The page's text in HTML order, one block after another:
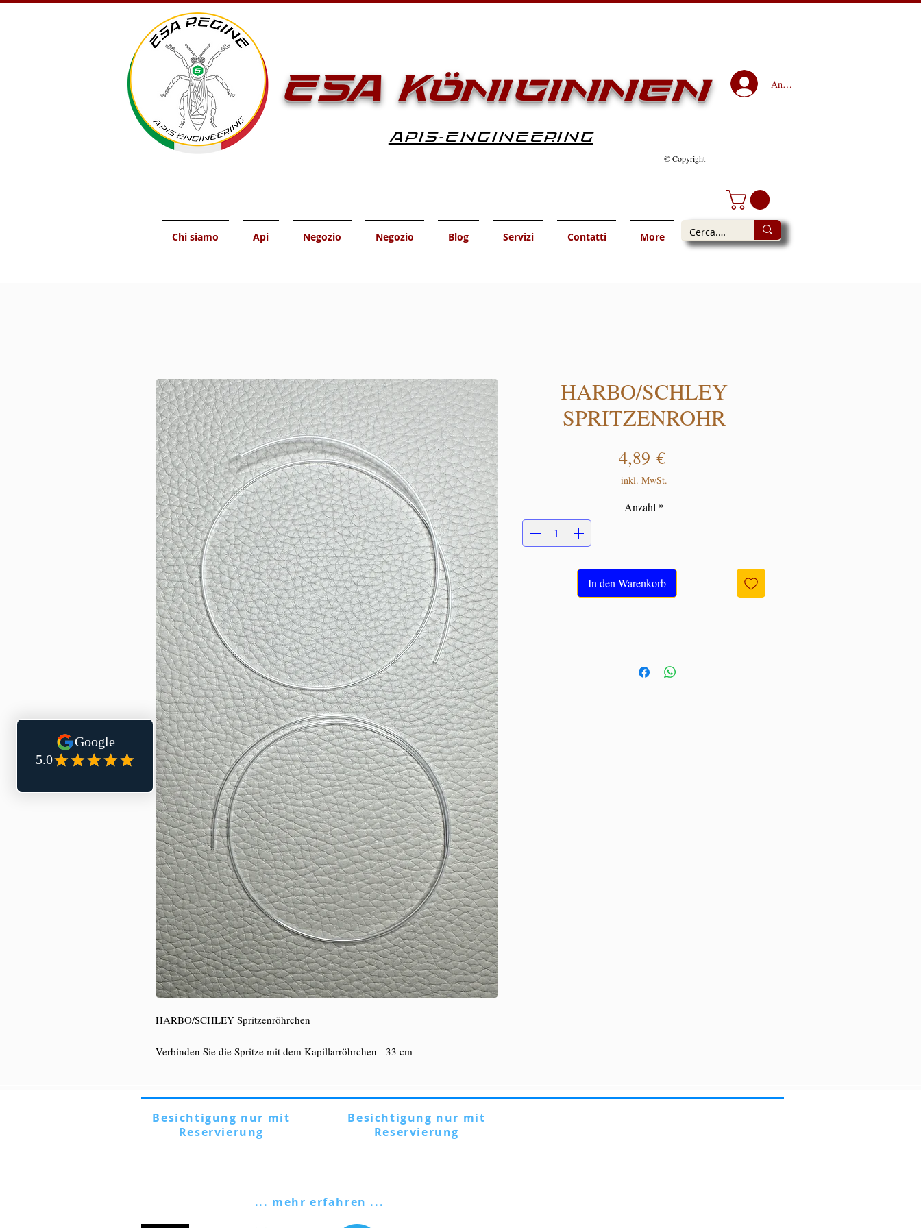
ESA Königinnen
APIS-ENGINEERING
Anmelden
© Copyright
Chi siamo Api Negozio Negozio Blog Servizi Contatti More
HARBO/SCHLEY Spritzenröhrchen
Verbinden Sie die Spritze mit dem Kapillarröhrchen - 33 cm
HARBO/SCHLEY
SPRITZENROHR
4,89 €Preis
inkl. MwSt.
Anzahl *
In den Warenkorb
Besichtigung nur mit
Reservierung
... mehr erfahren ...
Besichtigung nur mit
Reservierung